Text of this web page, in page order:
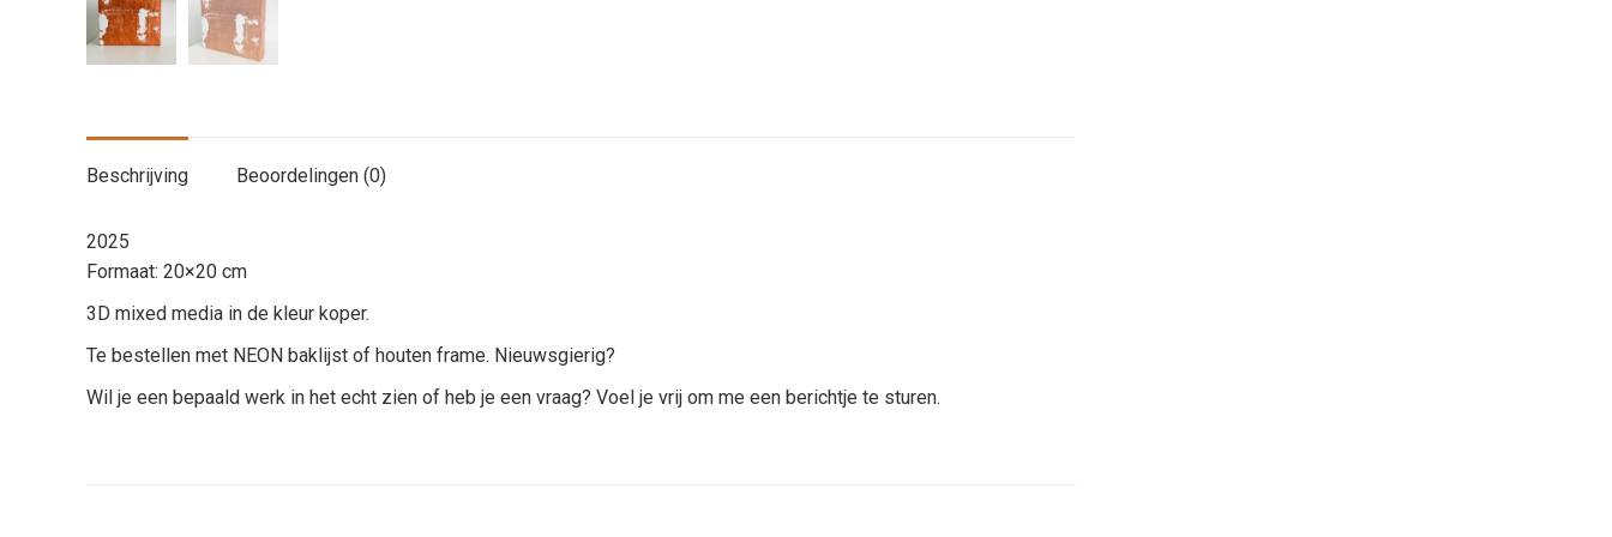
Beschrijving Beoordelingen (0)
2025
Formaat: 20×20 cm
3D mixed media in de kleur koper.
Te bestellen met NEON baklijst of houten frame. Nieuwsgierig?
Wil je een bepaald werk in het echt zien of heb je een vraag? Voel je vrij om me een berichtje te sturen.